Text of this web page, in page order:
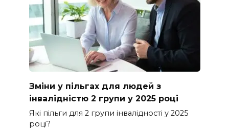
Зміни у пільгах для людей з
інвалідністю 2 групи у 2025 році
Які пільги для 2 групи інвалідності у 2025
році?